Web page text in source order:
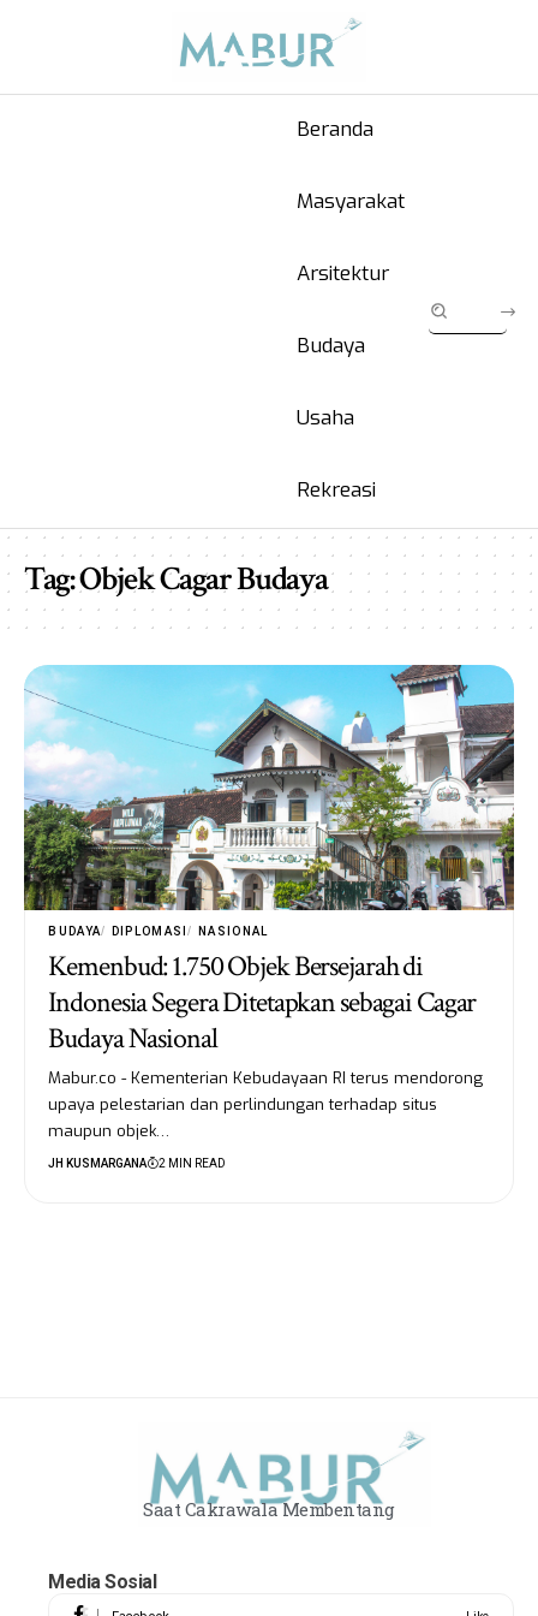
Beranda
Masyarakat
Arsitektur
Budaya
Usaha
Rekreasi
Tag:Objek Cagar Budaya
BUDAYA DIPLOMASI NASIONAL
Kemenbud: 1.750 Objek Bersejarah di
Indonesia Segera Ditetapkan sebagai Cagar
Budaya Nasional
Mabur.co - Kementerian Kebudayaan RI terus mendorong
upaya pelestarian dan perlindungan terhadap situs
maupun objek…
JH KUSMARGANA 2 MIN READ
Saat Cakrawala Membentang
Media Sosial